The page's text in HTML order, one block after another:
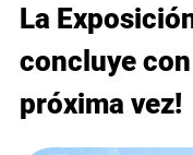
La
concluye
próxima vez!